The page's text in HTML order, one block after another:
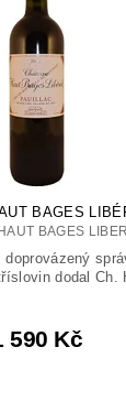
BAGES
BAGES
dodal Ch.
590 Kč